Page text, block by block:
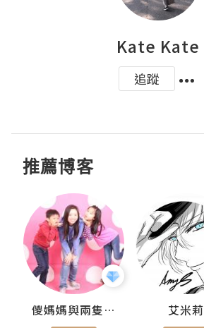
Kate Kate
追蹤
推薦博客
儍媽媽與兩隻小魔怪之家 艾米莉